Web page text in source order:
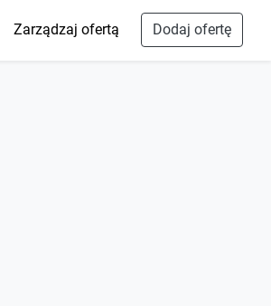
Zarządzaj ofertą Dodaj ofertę